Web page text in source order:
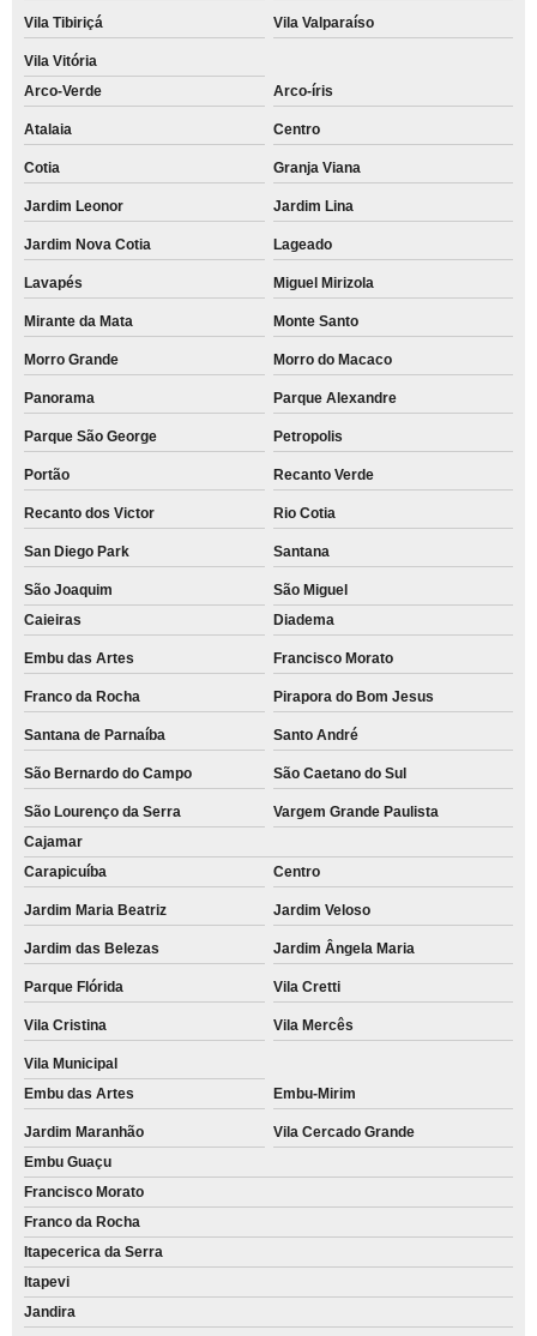
Vila Tibiriçá Vila Valparaíso
Vila Vitória
Arco-Verde
Arco-íris
Atalaia Centro
Cotia Granja Viana
Jardim Leonor Jardim Lina
Jardim Nova Cotia Lageado
Lavapés Miguel Mirizola
Mirante da Mata Monte Santo
Morro Grande Morro do Macaco
Panorama Parque Alexandre
Parque São George Petropolis
Portão Recanto Verde
Recanto dos Victor Rio Cotia
San Diego Park Santana
São Joaquim
São Miguel
Caieiras
Diadema
Embu das Artes Francisco Morato
Franco da Rocha Pirapora do Bom Jesus
Santana de Parnaíba Santo André
São Bernardo do Campo São Caetano do Sul
São Lourenço da Serra
Vargem Grande Paulista
Cajamar
Carapicuíba
Centro
Jardim Maria Beatriz Jardim Veloso
Jardim das Belezas Jardim Ângela Maria
Parque Flórida Vila Cretti
Vila Cristina Vila Mercês
Vila Municipal
Embu das Artes
Embu-Mirim
Jardim Maranhão
Vila Cercado Grande
Embu Guaçu
Francisco Morato
Franco da Rocha
Itapecerica da Serra
Itapevi
Jandira